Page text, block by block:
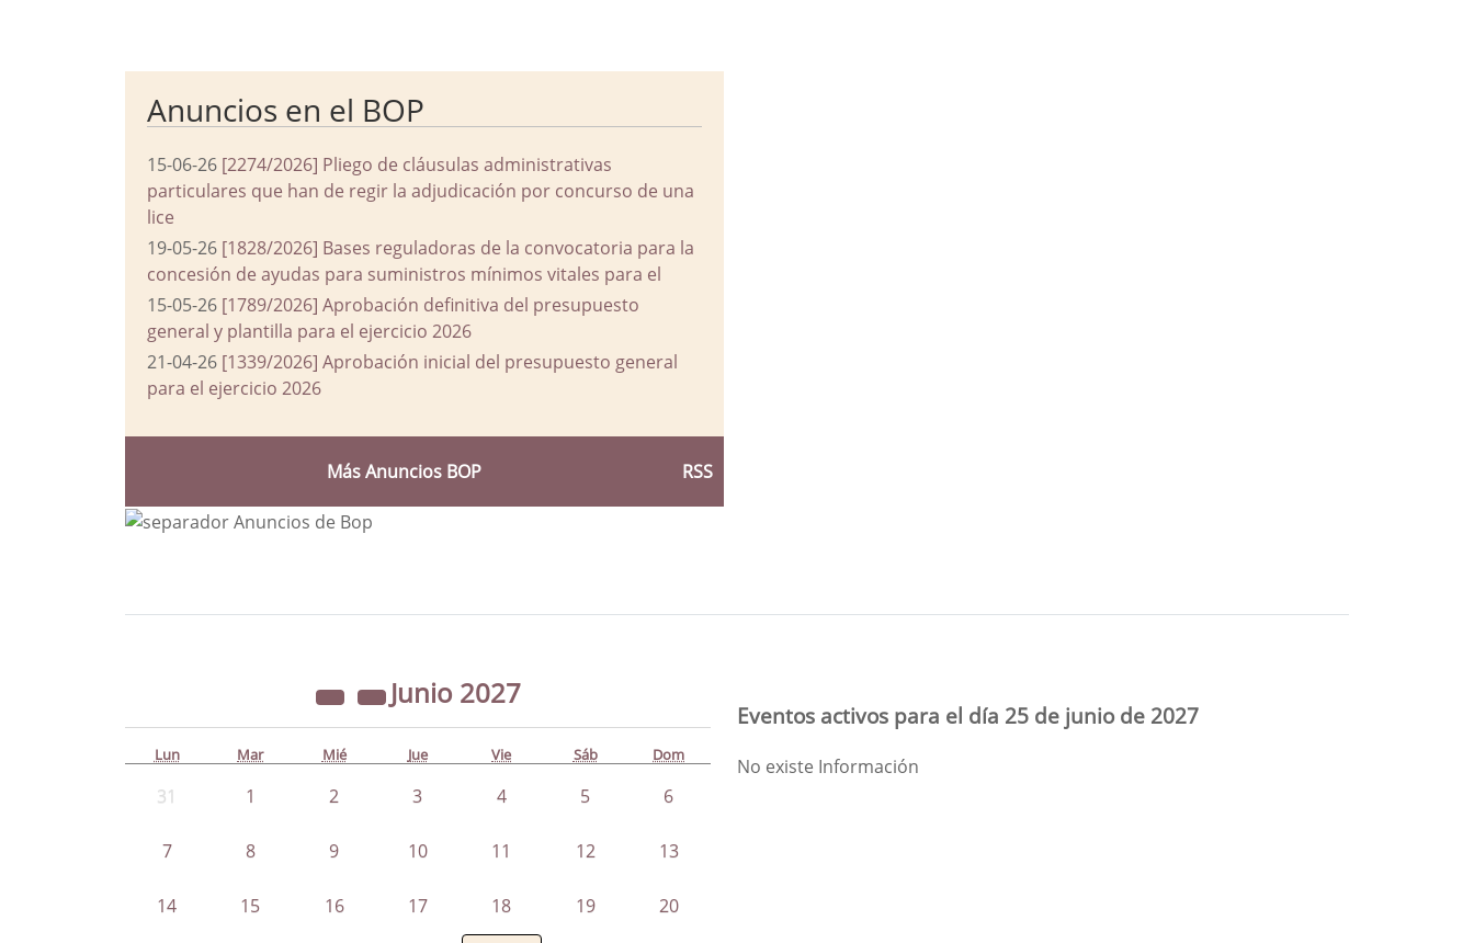
Anuncios en el BOP
15-06-26 [2274/2026] Pliego de cláusulas administrativas
particulares que han de regir la adjudicación por concurso de una
lice
19-05-26 [1828/2026] Bases reguladoras de la convocatoria para la
concesión de ayudas para suministros mínimos vitales para el
15-05-26 [1789/2026] Aprobación definitiva del presupuesto
general y plantilla para el ejercicio 2026
21-04-26 [1339/2026] Aprobación inicial del presupuesto general
para el ejercicio 2026
Más Anuncios BOP RSS
Junio 2027
Lun Mar Mié Jue Vie Sáb Dom
31 1 2 3 4 5 6
7 8 9 10 11 12 13
14 15 16 17 18 19 20
Eventos activos para el día 25 de junio de 2027
No existe Información